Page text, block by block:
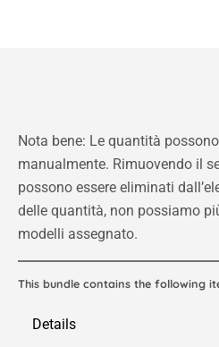
Nota bene: Le quantità
manualmente. Rimuovendo il
possono essere eliminati
delle quantità, non possiamo
modelli assegnato.
This bundle contains the following
Details